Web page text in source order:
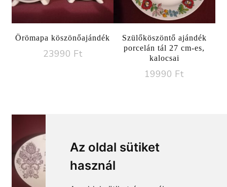
Az oldal sütiket
használ
Örömapa köszönőajándék
23990 Ft
Szülőköszöntő ajándék
porcelán tál 27 cm-es,
kalocsai
19990 Ft